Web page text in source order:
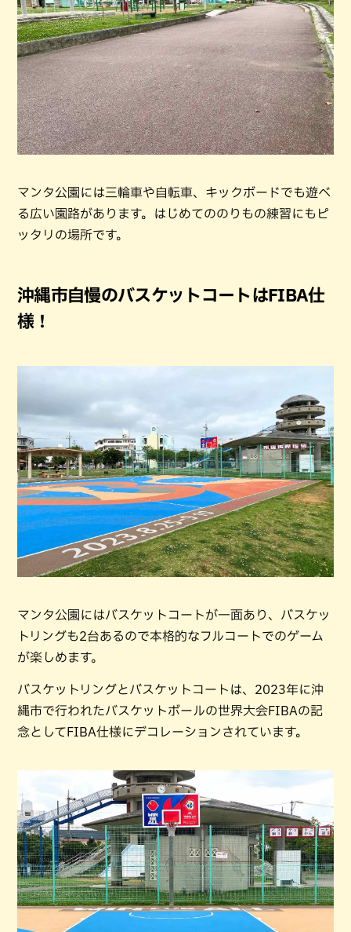
マンタ公園には三輪車や自転車、キックボードでも遊べ
る広い園路があります。はじめてののりもの練習にもピ
ッタリの場所です。
沖縄市自慢のバスケットコートはFIBA仕
様！
マンタ公園にはバスケットコートが一面あり、バスケッ
トリングも2台あるので本格的なフルコートでのゲーム
が楽しめます。
バスケットリングとバスケットコートは、2023年に沖
縄市で行われたバスケットボールの世界大会FIBAの記
念としてFIBA仕様にデコレーションされています。